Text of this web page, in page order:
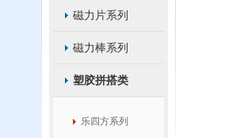
磁力片系列
磁力棒系列
塑胶拼搭类
乐四方系列